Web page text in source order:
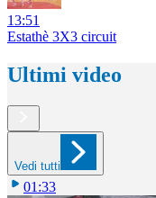
13:51
Estathè 3X3 circuit
Ultimi video
Vedi tutti
01:33